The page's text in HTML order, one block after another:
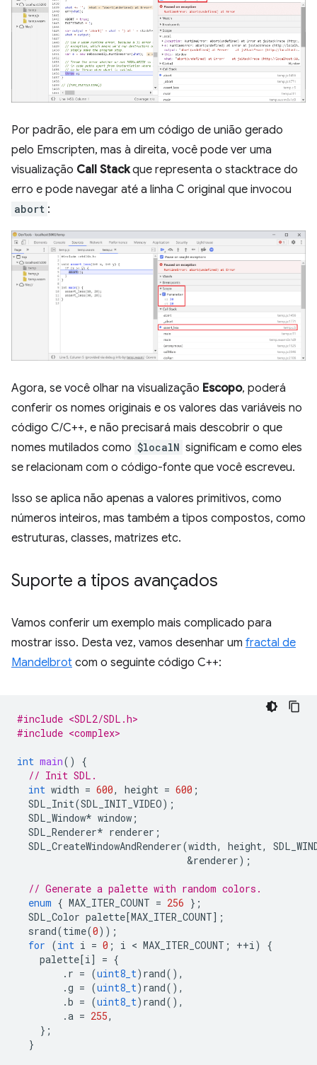
Por padrão, ele para em um código de união gerado
pelo Emscripten, mas à direita, você pode ver uma
visualização Call Stackque representa o stacktrace do
erro e pode navegar até a linha C original que invocou
abort :
Agora, se você olhar na visualização Escopo, poderá
conferir os nomes originais e os valores das variáveis no
código C/C++, e não precisará mais descobrir o que
nomes mutilados como $localN significam e como eles
se relacionam com o código-fonte que você escreveu.
Isso se aplica não apenas a valores primitivos, como
números inteiros, mas também a tipos compostos, como
estruturas, classes, matrizes etc.
Suporte a tipos avançados
Vamos conferir um exemplo mais complicado para
mostrar isso. Desta vez, vamos desenhar um fractal de
Mandelbrot com o seguinte código C++:
#include <SDL2/SDL.h>
#include <complex>
int main()
{
// Init SDL.
int width = 600, height = 600 ;
SDL_Init(SDL_INIT_VIDEO);
SDL_Window* window ;
SDL_Renderer* renderer ;
SDL_CreateWindowAndRenderer(width, height,
&renderer);
// Generate a palette with random colors.
enum { MAX_ITER_COUNT = 256 };
SDL_Color palette [MAX_ITER_COUNT];
srand(time(0));
for (int i = 0 ; i < MAX_ITER_COUNT ; ++i)
{
palette [i] = {
. r = (uint8_t) rand(),
.g = (uint8_t) rand(),
.b = (uint8_t) rand(),
.a = 255,
};
}